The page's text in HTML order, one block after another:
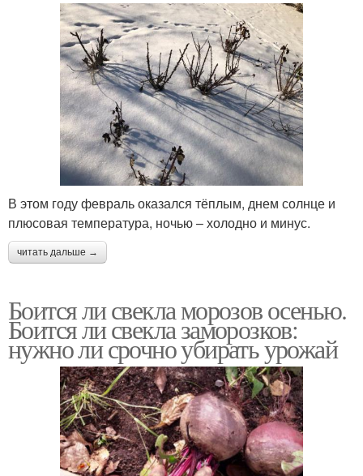
В этом году февраль оказался тёплым, днем солнце и
плюсовая температура, ночью – холодно и минус.
читать дальше →
Боится ли свекла морозов осенью.
Боится ли свекла заморозков:
нужно ли срочно убирать урожай